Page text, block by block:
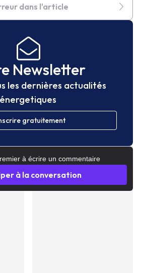
dans l'article
Newsletter
les dernières actualités
énergetiques
gratuitement
à écrire un commentaire
à la conversation